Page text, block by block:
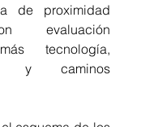
de proximidad
evaluación
tecnología,
y caminos